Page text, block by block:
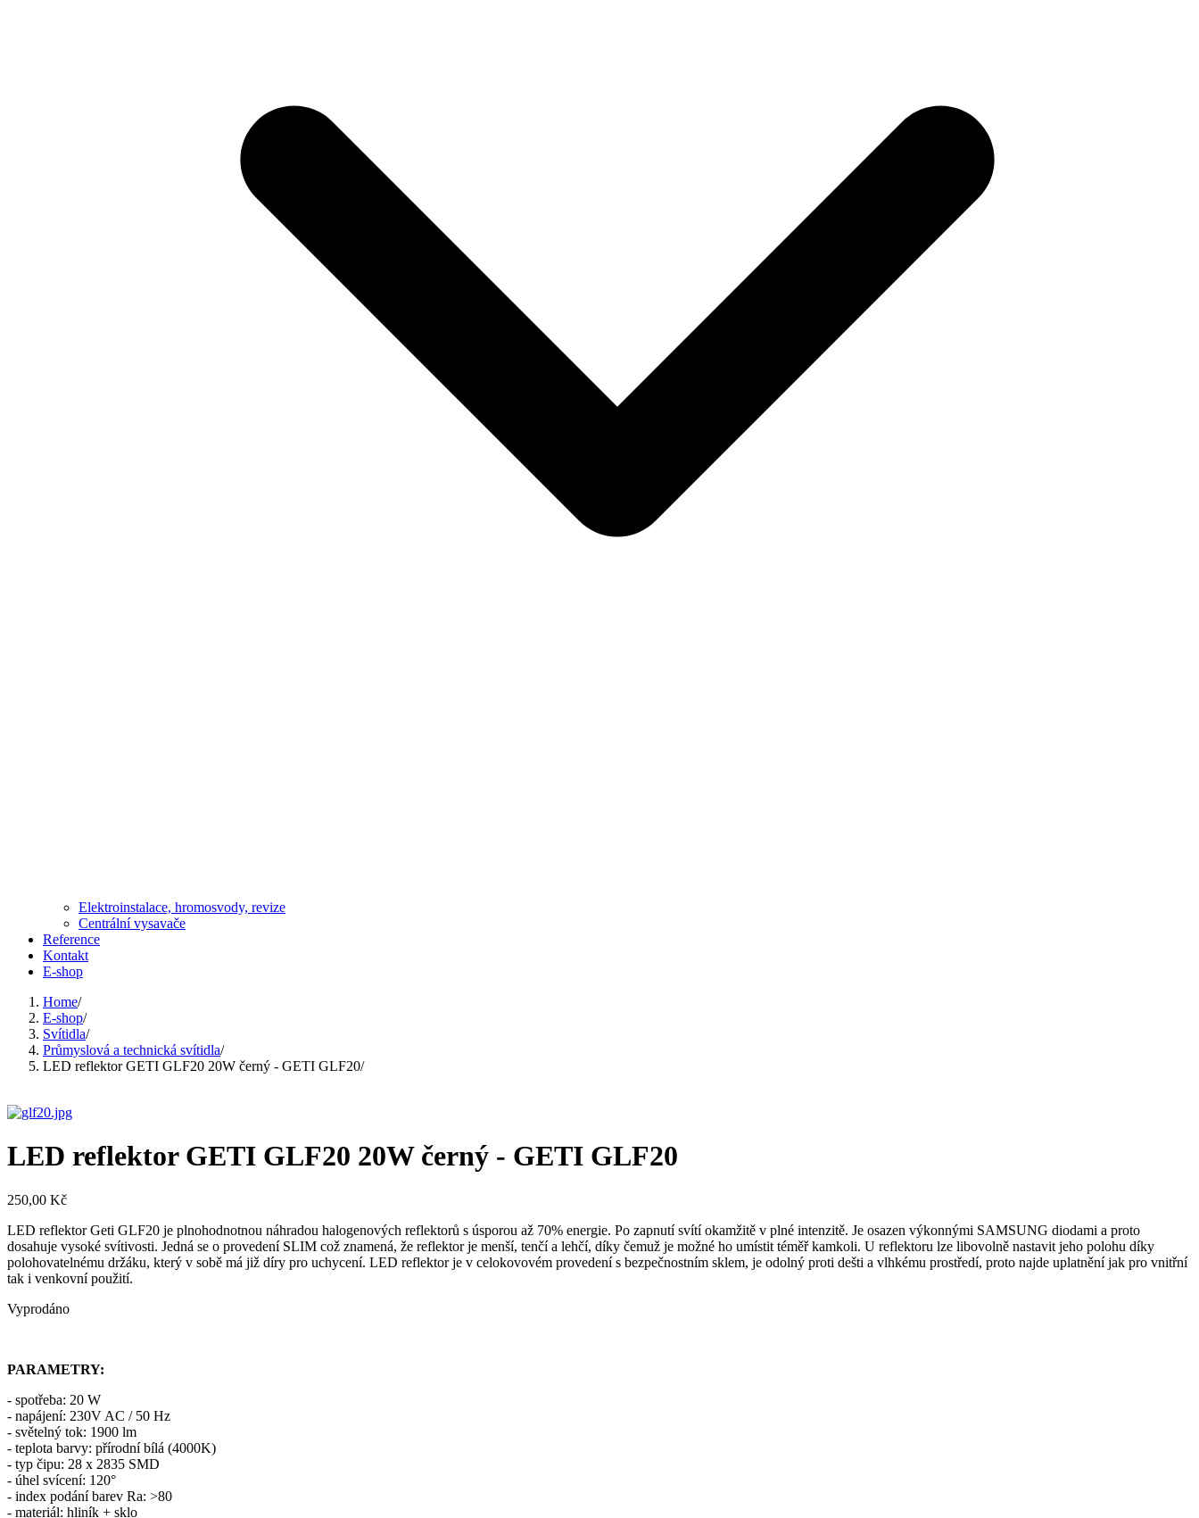
Elektroinstalace, hromosvody, revize
Centrální vysavače
Reference
Kontakt
E-shop
Home/
E-shop/
Svítidla/
Průmyslová a technická svítidla/
LED reflektor GETI GLF20 20W černý - GETI GLF20/
LED reflektor GETI GLF20 20W černý - GETI GLF20
250,00 Kč
LED reflektor Geti GLF20 je plnohodnotnou náhradou halogenových reflektorů s úsporou až 70% energie. Po zapnutí svítí okamžitě v plné intenzitě. Je osazen výkonnými SAMSUNG diodami a proto
dosahuje vysoké svítivosti. Jedná se o provedení SLIM což znamená, že reflektor je menší, tenčí a lehčí, díky čemuž je možné ho umístit téměř kamkoli. U reflektoru lze libovolně nastavit jeho polohu díky
polohovatelnému držáku, který v sobě má již díry pro uchycení. LED reflektor je v celokovovém provedení s bezpečnostním sklem, je odolný proti dešti a vlhkému prostředí, proto najde uplatnění jak pro vnitřní
tak i venkovní použití.
Vyprodáno
PARAMETRY:
- spotřeba: 20 W
- napájení: 230V AC / 50 Hz
- světelný tok: 1900 lm
- teplota barvy: přírodní bílá (4000K)
- typ čipu: 28 x 2835 SMD
- úhel svícení: 120°
- index podání barev Ra: >80
- materiál: hliník + sklo